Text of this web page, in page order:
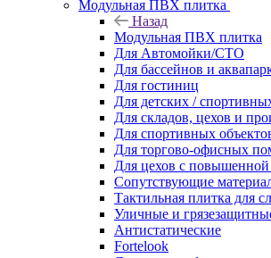
Модульная ПВХ плитка
Назад
Модульная ПВХ плитка
Для Автомойки/СТО
Для бассейнов и
Для гостиниц
Для детских /
Для складов, цехов и
Для спортивных
Для торгово-офисных
Для цехов с
Сопутствующие
Тактильная плитка для
Уличные и
Антистатические
Fortelook